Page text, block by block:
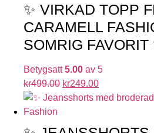
✨ VIRKAD TOPP
CARAMELL
SOMRIG FAVORIT
Betygsatt5.00 av 5
kr499.00 kr249.00